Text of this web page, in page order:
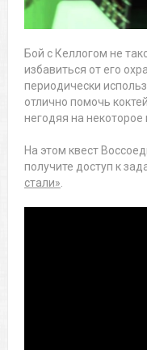
Бой с Келлогом не
избавиться от его
периодически
отлично помочь
негодяя на
На этом квест
получите доступ к
стали»